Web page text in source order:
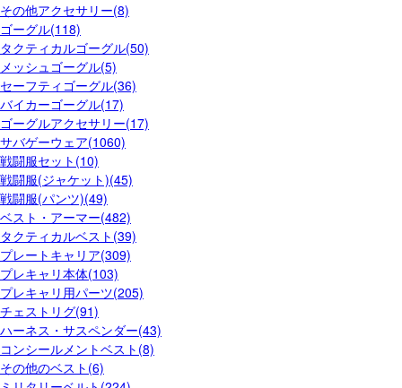
その他アクセサリー(8)
ゴーグル(118)
タクティカルゴーグル(50)
メッシュゴーグル(5)
セーフティゴーグル(36)
バイカーゴーグル(17)
ゴーグルアクセサリー(17)
サバゲーウェア(1060)
戦闘服セット(10)
戦闘服(ジャケット)(45)
戦闘服(パンツ)(49)
ベスト・アーマー(482)
タクティカルベスト(39)
プレートキャリア(309)
プレキャリ本体(103)
プレキャリ用パーツ(205)
チェストリグ(91)
ハーネス・サスペンダー(43)
コンシールメントベスト(8)
その他のベスト(6)